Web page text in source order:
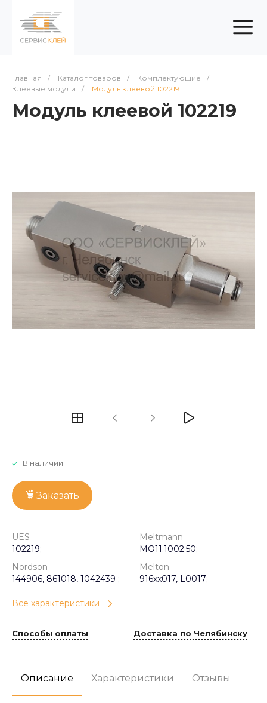
Главная / Каталог товаров / Комплектующие
/
Клеевые модули
/ Модуль клеевой 102219
Модуль клеевой 102219
В наличии
Заказать
UES
102219;
Meltmann
MO11.1002.50;
Nordson
144906, 861018, 1042439 ;
Melton
916xx017, L0017;
Все характеристики
Способы оплаты Доставка по Челябинску
Описание Характеристики Отзывы